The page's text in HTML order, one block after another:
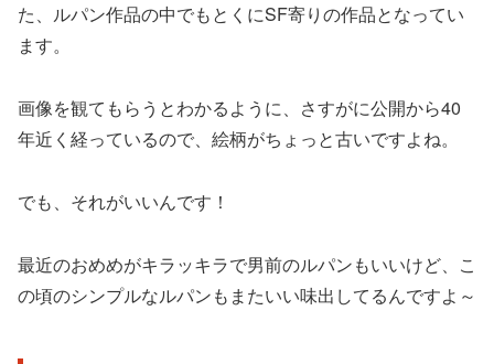
た、ルパン作品の中でもとくにSF寄りの作品となってい
ます。
画像を観てもらうとわかるように、さすがに公開から40
年近く経っているので、絵柄がちょっと古いですよね。
でも、それがいいんです！
最近のおめめがキラッキラで男前のルパンもいいけど、こ
の頃のシンプルなルパンもまたいい味出してるんですよ～